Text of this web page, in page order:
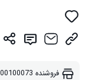
فروشنده